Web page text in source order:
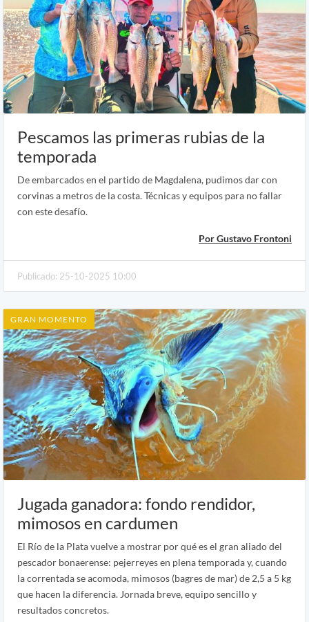
Pescamos las primeras rubias de la
temporada
De embarcados en el partido de Magdalena, pudimos dar con
corvinas a metros de la costa. Técnicas y equipos para no fallar
con este desafío.
Por Gustavo Frontoni
Publicado: 25-10-2025 10:00
GRAN MOMENTO
Jugada ganadora: fondo rendidor,
mimosos en cardumen
El Río de la Plata vuelve a mostrar por qué es el gran aliado del
pescador bonaerense: pejerreyes en plena temporada y, cuando
la correntada se acomoda, mimosos (bagres de mar) de 2,5 a 5 kg
que hacen la diferencia. Jornada breve, equipo sencillo y
resultados concretos.